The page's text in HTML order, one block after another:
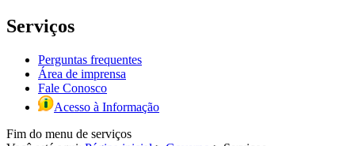
Serviços
Perguntas frequentes
Área de imprensa
Fale Conosco
Acesso à Informação
Fim do menu de serviços